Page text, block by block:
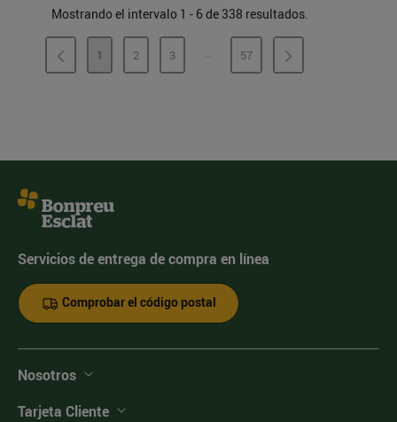
Mostrando el intervalo 1 - 6 de 338 resultados.
PÁGINA
1 PÁGINA
2 PÁGINA
3 ...PÁGINAS INTERMEDIAS
PÁGINA
57
Servicios de entrega de compra en línea
Comprobar el código postal
Nosotros
Tarjeta Cliente